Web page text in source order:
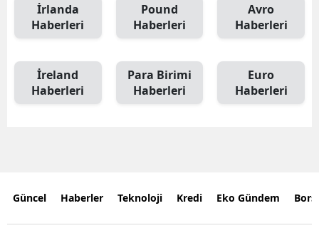
İrlanda
Haberleri
Pound
Haberleri
Avro
Haberleri
İreland
Haberleri
Para Birimi
Haberleri
Euro
Haberleri
Güncel Haberler Teknoloji Kredi Eko Gündem